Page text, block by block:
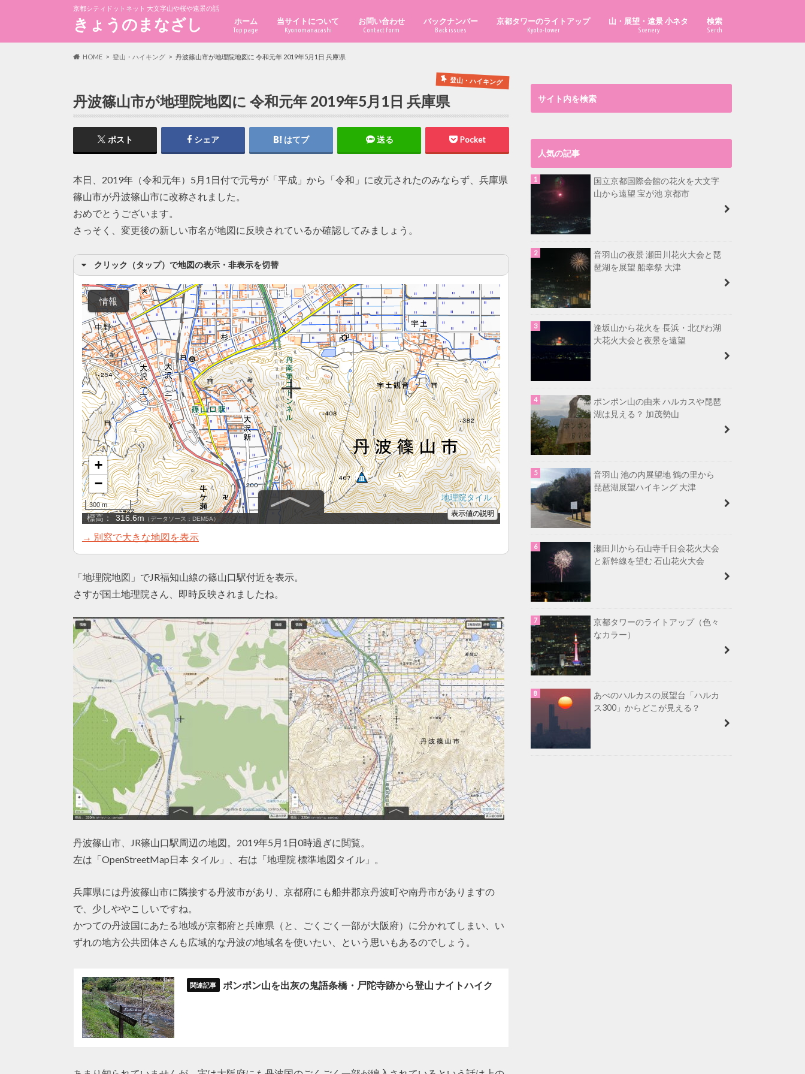
京都シティドットネット 大文字山や桜や遠景の話
きょうのまなざし ホーム
Top page
当サイトについて
Kyonomanazashi
お問い合わせ
Contact form
バックナンバー
Back issues
京都タワーのライトアップ
Kyoto-tower
山・展望・遠景 小ネタ
Scenery
検索
Serch
HOME 登山・ハイキング 丹波篠山市が地理院地図に 令和元年 2019年5月1日 兵庫県
登山・ハイキング
丹波篠山市が地理院地図に 令和元年 2019年5月1日 兵庫県
ポスト シェア はてブ 送る Pocket
本日、2019年（令和元年）5月1日付で元号が「平成」から「令和」に改元されたのみならず、兵庫県
篠山市が丹波篠山市に改称されました。
おめでとうございます。
さっそく、変更後の新しい市名が地図に反映されているか確認してみましょう。
クリック（タップ）で地図の表示・非表示を切替
→ 別窓で大きな地図を表示
「地理院地図」でJR福知山線の篠山口駅付近を表示。
さすが国土地理院さん、即時反映されましたね。
丹波篠山市、JR篠山口駅周辺の地図。2019年5月1日0時過ぎに閲覧。
左は「OpenStreetMap日本 タイル」、右は「地理院 標準地図タイル」。
兵庫県には丹波篠山市に隣接する丹波市があり、京都府にも船井郡京丹波町や南丹市がありますの
で、少しややこしいですね。
かつての丹波国にあたる地域が京都府と兵庫県（と、ごくごく一部が大阪府）に分かれてしまい、い
ずれの地方公共団体さんも広域的な丹波の地域名を使いたい、という思いもあるのでしょう。
ポンポン山を出灰の鬼語条橋・尸陀寺跡から登山 ナイトハイク
サイト内を検索
人気の記事
国立京都国際会館の花火を大文字
山から遠望 宝が池 京都市
音羽山の夜景 瀬田川花火大会と琵
琶湖を展望 船幸祭 大津
逢坂山から花火を 長浜・北びわ湖
大花火大会と夜景を遠望
ポンポン山の由来 ハルカスや琵琶
湖は見える？ 加茂勢山
音羽山 池の内展望地 鶴の里から
琵琶湖展望ハイキング 大津
瀬田川から石山寺千日会花火大会
と新幹線を望む 石山花火大会
京都タワーのライトアップ（色々
なカラー）
あべのハルカスの展望台「ハルカ
ス300」からどこが見える？